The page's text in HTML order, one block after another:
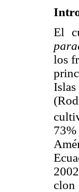
El
los
73%
clon